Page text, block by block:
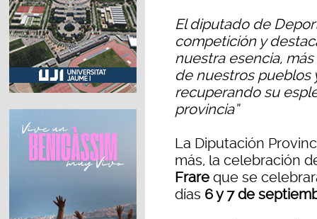
El diputado de
competición y
nuestra esencia,
de nuestros pueblos
recuperando su
provincia”
La Diputación
más, la celebración
Frare que se
días 6 y 7 de